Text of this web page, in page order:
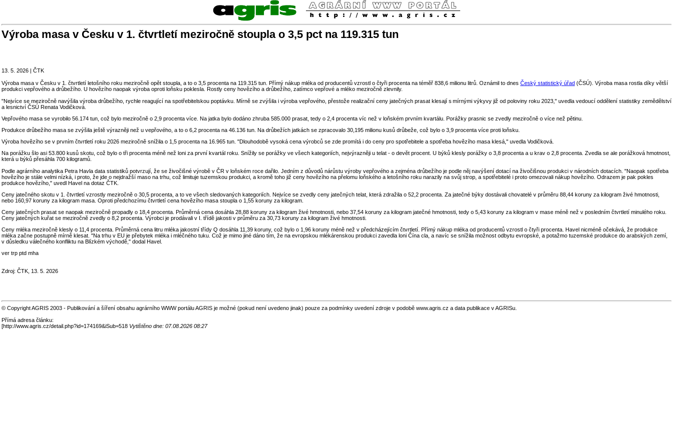
Výroba masa v Česku v 1. čtvrtletí meziročně stoupla o 3,5 pct na 119.315 tun
13. 5. 2026 | ČTK
Výroba masa v Česku v 1. čtvrtletí letošního roku meziročně opět stoupla, a to o 3,5 procenta na 119.315 tun. Přímý nákup mléka od producentů vzrostl o čtyři procenta na téměř 838,6 milionu litrů. Oznámil to dnes Český statistický úřad (ČSÚ). Výroba masa rostla díky větší
produkci vepřového a drůbežího. U hovězího naopak výroba oproti loňsku poklesla. Rostly ceny hovězího a drůbežího, zatímco vepřové a mléko meziročně zlevnily.
"Nejvíce se meziročně navýšila výroba drůbežího, rychle reagující na spotřebitelskou poptávku. Mírně se zvýšila i výroba vepřového, přestože realizační ceny jatečných prasat klesají s mírnými výkyvy již od poloviny roku 2023," uvedla vedoucí oddělení statistiky zemědělství
a lesnictví ČSÚ Renata Vodičková.
Vepřového masa se vyrobilo 56.174 tun, což bylo meziročně o 2,9 procenta více. Na jatka bylo dodáno zhruba 585.000 prasat, tedy o 2,4 procenta víc než v loňském prvním kvartálu. Porážky prasnic se zvedly meziročně o více než pětinu.
Produkce drůbežího masa se zvýšila ještě výrazněji než u vepřového, a to o 6,2 procenta na 46.136 tun. Na drůbežích jatkách se zpracovalo 30,195 milionu kusů drůbeže, což bylo o 3,9 procenta více proti loňsku.
Výroba hovězího se v prvním čtvrtletí roku 2026 meziročně snížila o 1,5 procenta na 16.965 tun. "Dlouhodobě vysoká cena výrobců se zde promítá i do ceny pro spotřebitele a spotřeba hovězího masa klesá," uvedla Vodičková.
Na porážku šlo asi 53.800 kusů skotu, což bylo o tři procenta méně než loni za první kvartál roku. Snížily se porážky ve všech kategoriích, nejvýrazněji u telat - o devět procent. U býků klesly porážky o 3,8 procenta a u krav o 2,8 procenta. Zvedla se ale porážková hmotnost,
která u býků přesáhla 700 kilogramů.
Podle agrárního analytika Petra Havla data statistiků potvrzují, že se živočišné výrobě v ČR v loňském roce dařilo. Jedním z důvodů nárůstu výroby vepřového a zejména drůbežího je podle něj navýšení dotací na živočišnou produkci v národních dotacích. "Naopak spotřeba
hovězího je stále velmi nízká, i proto, že jde o nejdražší maso na trhu, což limituje tuzemskou produkci, a kromě toho již ceny hovězího na přelomu loňského a letošního roku narazily na svůj strop, a spotřebitelé i proto omezovali nákup hovězího. Odrazem je pak pokles
produkce hovězího," uvedl Havel na dotaz ČTK.
Ceny jatečného skotu v 1. čtvrtletí vzrostly meziročně o 30,5 procenta, a to ve všech sledovaných kategoriích. Nejvíce se zvedly ceny jatečných telat, která zdražila o 52,2 procenta. Za jatečné býky dostávali chovatelé v průměru 88,44 koruny za kilogram živé hmotnosti,
nebo 160,97 koruny za kilogram masa. Oproti předchozímu čtvrtletí cena hovězího masa stoupla o 1,55 koruny za kilogram.
Ceny jatečných prasat se naopak meziročně propadly o 18,4 procenta. Průměrná cena dosáhla 28,88 koruny za kilogram živé hmotnosti, nebo 37,54 koruny za kilogram jatečné hmotnosti, tedy o 5,43 koruny za kilogram v mase méně než v posledním čtvrtletí minulého roku.
Ceny jatečných kuřat se meziročně zvedly o 8,2 procenta. Výrobci je prodávali v I. třídě jakosti v průměru za 30,73 koruny za kilogram živé hmotnosti.
Ceny mléka meziročně klesly o 11,4 procenta. Průměrná cena litru mléka jakostní třídy Q dosáhla 11,39 koruny, což bylo o 1,96 koruny méně než v předcházejícím čtvrtletí. Přímý nákup mléka od producentů vzrostl o čtyři procenta. Havel nicméně očekává, že produkce
mléka začne postupně mírně klesat. "Na trhu v EU je přebytek mléka i mléčného tuku. Což je mimo jiné dáno tím, že na evropskou mlékárenskou produkci zavedla loni Čína cla, a navíc se snížila možnost odbytu evropské, a potažmo tuzemské produkce do arabských zemí,
v důsledku válečného konfliktu na Blízkém východě," dodal Havel.
ver trp ptd mha
Zdroj: ČTK, 13. 5. 2026
© Copyright AGRIS 2003 - Publikování a šíření obsahu agrárního WWW portálu AGRIS je možné (pokud není uvedeno jinak) pouze za podmínky uvedení zdroje v podobě www.agris.cz a data publikace v AGRISu.
Přímá adresa článku:
[http://www.agris.cz/detail.php?id=174169&iSub=518 Vytištěno dne: 07.08.2026 08:27